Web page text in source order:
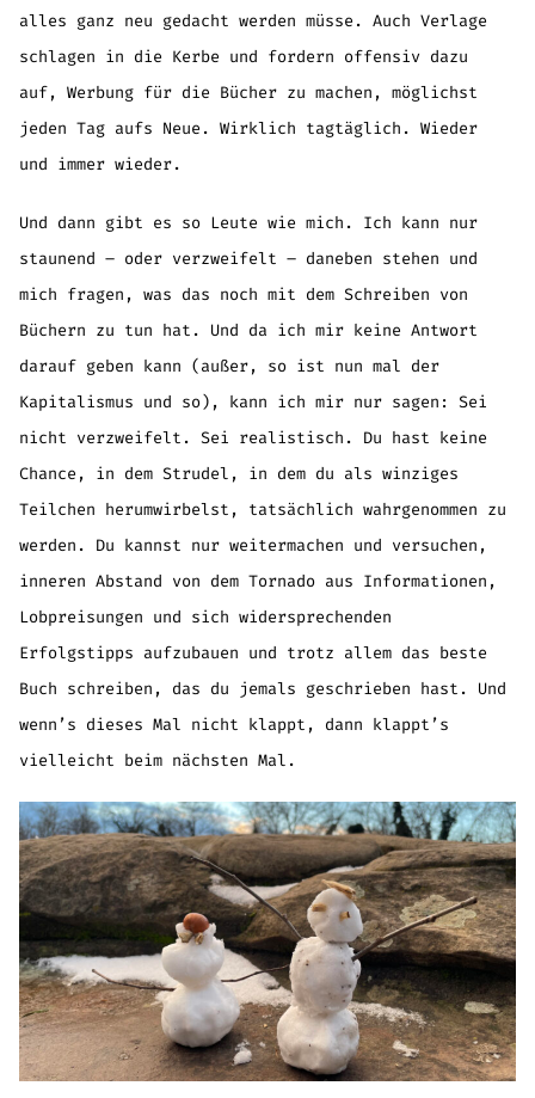
alles ganz neu gedacht werden müsse. Auch Verlage
schlagen in die Kerbe und fordern offensiv dazu
auf, Werbung für die Bücher zu machen, möglichst
jeden Tag aufs Neue. Wirklich tagtäglich. Wieder
und immer wieder.
Und dann gibt es so Leute wie mich. Ich kann nur
staunend – oder verzweifelt – daneben stehen und
mich fragen, was das noch mit dem Schreiben von
Büchern zu tun hat. Und da ich mir keine Antwort
darauf geben kann (außer, so ist nun mal der
Kapitalismus und so), kann ich mir nur sagen: Sei
nicht verzweifelt. Sei realistisch. Du hast keine
Chance, in dem Strudel, in dem du als winziges
Teilchen herumwirbelst, tatsächlich wahrgenommen zu
werden. Du kannst nur weitermachen und versuchen,
inneren Abstand von dem Tornado aus Informationen,
Lobpreisungen und sich widersprechenden
Erfolgstipps aufzubauen und trotz allem das beste
Buch schreiben, das du jemals geschrieben hast. Und
wenn’s dieses Mal nicht klappt, dann klappt’s
vielleicht beim nächsten Mal.